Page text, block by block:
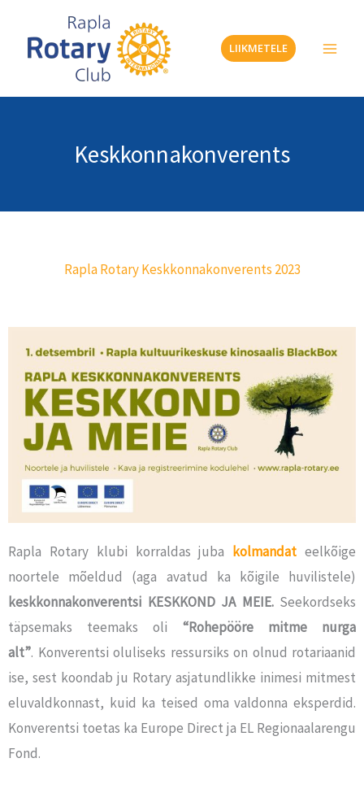
content
LIIKMETELE
Keskkonnakonverents
Rapla Rotary Keskkonnakonverents 2023
Rapla Rotary klubi korraldas juba kolmandat eelkõige
noortele mõeldud (aga avatud ka kõigile huvilistele)
keskkonnakonverentsi KESKKOND JA MEIE.Seekordseks
täpsemaks teemaks oli “Rohepööre mitme nurga
alt”. Konverentsi oluliseks ressursiks on olnud rotariaanid
ise, sest koondab ju Rotary asjatundlikke inimesi mitmest
eluvaldkonnast, kuid ka teised omavaldonna eksperdid.
Konverentsi toetas ka Europe Direct ja EL Regionaalarengu
Fond.